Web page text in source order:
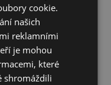
cookie.
našich
reklamními
je mohou
které
shromáždili